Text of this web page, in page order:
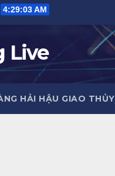
4:29:04 AM
Live
HẢI HẬU GIAO THỦY